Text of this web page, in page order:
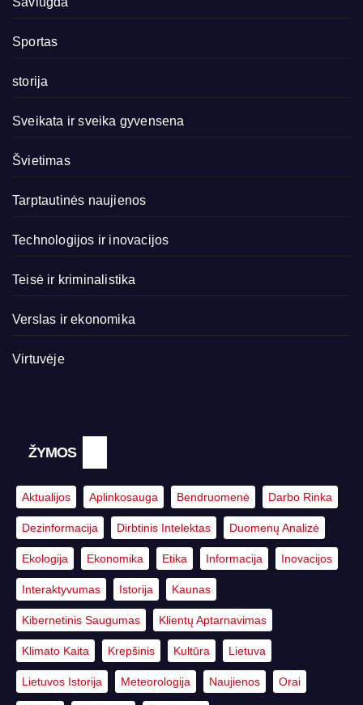
Sportas
storija
Sveikata ir sveika gyvensena
Švietimas
Tarptautinės naujienos
Technologijos ir inovacijos
Teisė ir kriminalistika
Verslas ir ekonomika
Virtuvėje
ŽYMOS
Aktualijos Aplinkosauga Bendruomenė Darbo Rinka
Dezinformacija Dirbtinis Intelektas Duomenų Analizė
Ekologija Ekonomika Etika Informacija Inovacijos
Interaktyvumas Istorija Kaunas
Kibernetinis Saugumas Klientų Aptarnavimas
Klimato Kaita Krepšinis Kultūra Lietuva
Lietuvos Istorija Meteorologija Naujienos Orai